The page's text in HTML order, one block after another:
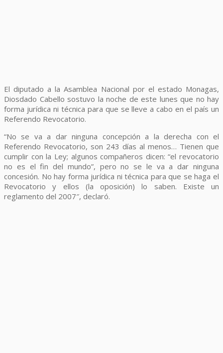
El diputado a la Asamblea Nacional por el estado Monagas,
Diosdado Cabello sostuvo la noche de este lunes que no hay
forma jurídica ni técnica para que se lleve a cabo en el país un
Referendo Revocatorio.
“No se va a dar ninguna concepción a la derecha con el
Referendo Revocatorio, son 243 días al menos… Tienen que
cumplir con la Ley; algunos compañeros dicen: “el revocatorio
no es el fin del mundo”, pero no se le va a dar ninguna
concesión. No hay forma jurídica ni técnica para que se haga el
Revocatorio y ellos (la oposición) lo saben. Existe un
reglamento del 2007″, declaró.